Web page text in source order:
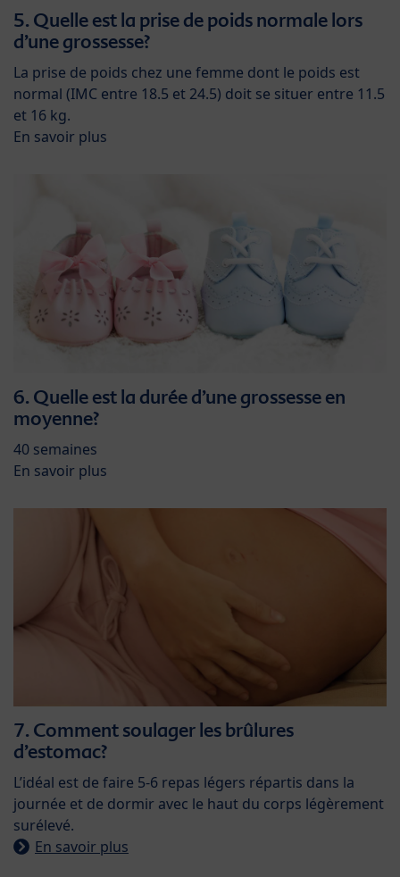
5. Quelle est la prise de poids normale lors
d’une grossesse?
La prise de poids chez une femme dont le poids est
normal (IMC entre 18.5 et 24.5) doit se situer entre 11.5
et 16 kg.
En savoir plus
6. Quelle est la durée d’une grossesse en
moyenne?
40 semaines
En savoir plus
7. Comment soulager les brûlures
d’estomac?
L’idéal est de faire 5-6 repas légers répartis dans la
journée et de dormir avec le haut du corps légèrement
surélevé.
En savoir plus